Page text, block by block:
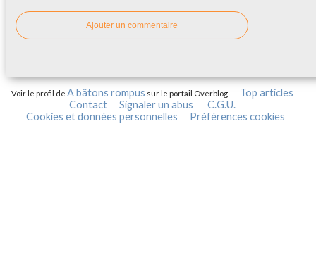
Ajouter un commentaire
Voir le profil deA bâtons rompus sur le portail Overblog
Top articles
Contact
Signaler un abus
C.G.U.
Cookies et données personnelles
Préférences cookies